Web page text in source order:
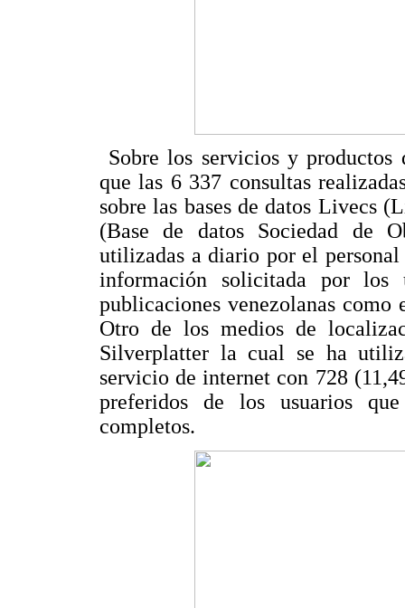
Sobre los servicios y
que las 6 337 consultas
sobre las bases de datos Livecs
(Base de datos Sociedad de
utilizadas a diario por el
información solicitada por los
publicaciones venezolanas
Otro de los medios de
Silverplatter la cual se ha
servicio de internet con 728
preferidos de los usuarios
completos.